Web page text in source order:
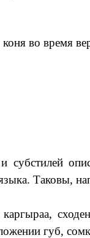
во время
субстилей
Таковы,
губ,